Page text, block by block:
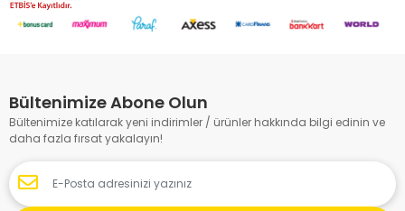
Bültenimize Abone Olun
Bültenimize katılarak yeni indirimler / ürünler hakkında bilgi edinin ve
daha fazla fırsat yakalayın!